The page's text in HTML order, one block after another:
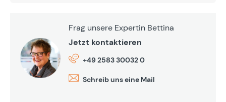
Frag unsere Expertin Bettina
Jetzt kontaktieren
+49 2583 30032 0
Schreib uns eine Mail